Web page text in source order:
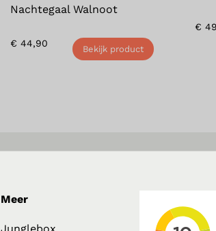
Nachtegaal Walnoot
€ 44,90 Bekijk product
€
Meer
Junglebox